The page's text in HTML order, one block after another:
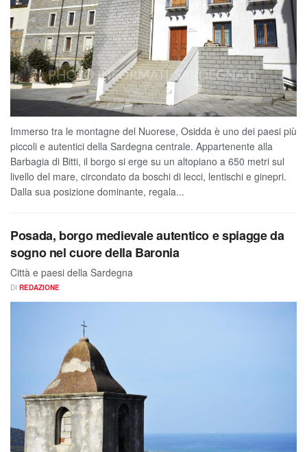
Immerso tra le montagne del Nuorese, Osidda è uno dei paesi più
piccoli e autentici della Sardegna centrale. Appartenente alla
Barbagia di Bitti, il borgo si erge su un altopiano a 650 metri sul
livello del mare, circondato da boschi di lecci, lentischi e ginepri.
Dalla sua posizione dominante, regala...
Posada, borgo medievale autentico e spiagge da
sogno nel cuore della Baronia
Città e paesi della Sardegna
DI REDAZIONE